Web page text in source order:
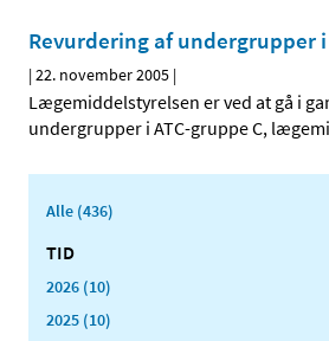
Revurdering af undergrupper i
|22. november 2005 |
Lægemiddelstyrelsen er ved at gå i
undergrupper i ATC-gruppe C,
Alle (436)
TID
2026 (10)
2025 (10)